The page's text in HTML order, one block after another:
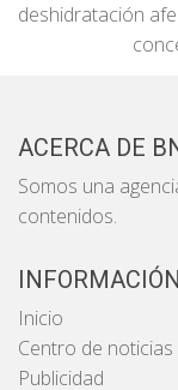
deshidratación
ACERCA DE
Somos una
contenidos.
INFORMACIÓN
Inicio
Centro de noticias
Publicidad